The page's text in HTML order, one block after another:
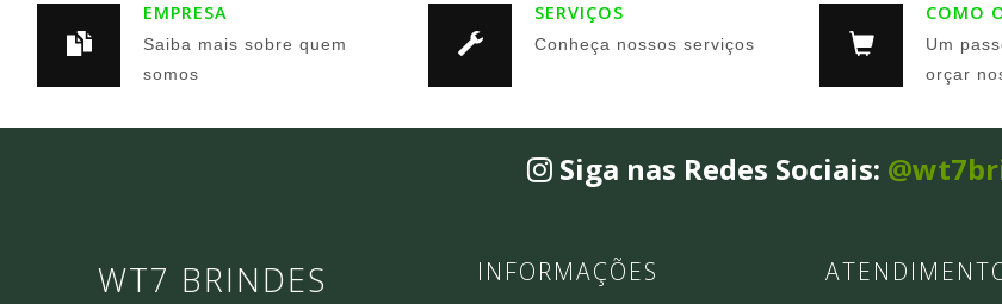
EMPRESA
Saiba mais sobre quem
somos
SERVIÇOS
Conheça nossos serviços
COMO
Um
orçar
Siga nas Redes Sociais:
WT7 BRINDES INFORMAÇÕES